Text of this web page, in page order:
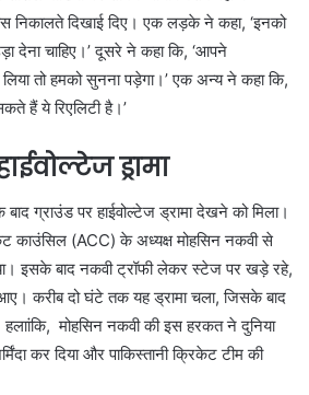
निकालते दिखाई दिए। एक लड़के ने कहा, ‘इनको
देना चाहिए।’ दूसरे ने कहा कि, ‘आपने
लिया तो हमको सुनना पड़ेगा।’ एक अन्य ने कहा कि,
हैं ये रिएलिटी है।’
ड्रामा
ग्राउंड पर हाईवोल्टेज ड्रामा देखने को मिला।
काउंसिल (ACC) के अध्यक्ष मोहसिन नकवी से
इसके बाद नकवी ट्रॉफी लेकर स्टेज पर खड़े रहे,
करीब दो घंटे तक यह ड्रामा चला, जिसके बाद
मोहसिन नकवी की इस हरकत ने दुनिया
कर दिया और पाकिस्तानी क्रिकेट टीम की